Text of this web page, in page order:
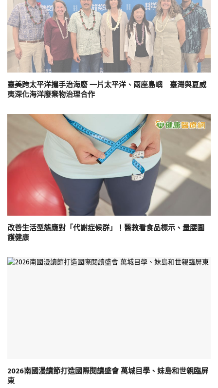
臺美跨太平洋攜手治海廢 一片太平洋、兩座島嶼 臺灣與夏威
夷深化海洋廢棄物治理合作
改善生活型態應對「代謝症候群」！醫教看食品標示、量腰圍
護健康
2026南國漫讀節打造國際閱讀盛會 萬城目學、妹島和世親臨屏
東